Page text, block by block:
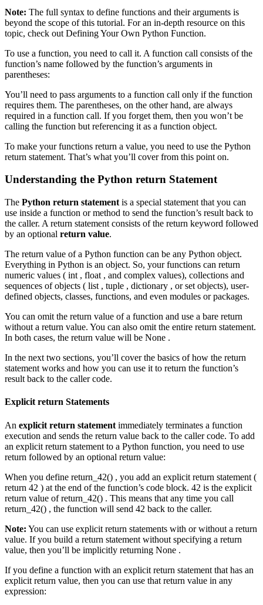
Note: The full syntax to define functions and their arguments is
beyond the scope of this tutorial. For an in-depth resource on this
topic, check out Defining Your Own Python Function.
To use a function, you need to call it. A function call consists of the
function’s name followed by the function’s arguments in
parentheses:
You’ll need to pass arguments to a function call only if the function
requires them. The parentheses, on the other hand, are always
required in a function call. If you forget them, then you won’t be
calling the function but referencing it as a function object.
To make your functions return a value, you need to use the Python
return statement. That’s what you’ll cover from this point on.
Understanding the Python return Statement
The Python return statement is a special statement that you can
use inside a function or method to send the function’s result back to
the caller. A return statement consists of the return keyword followed
by an optional return value.
The return value of a Python function can be any Python object.
Everything in Python is an object. So, your functions can return
numeric values ( int , float , and complex values), collections and
sequences of objects ( list , tuple , dictionary , or set objects), user-
defined objects, classes, functions, and even modules or packages.
You can omit the return value of a function and use a bare return
without a return value. You can also omit the entire return statement.
In both cases, the return value will be None .
In the next two sections, you’ll cover the basics of how the return
statement works and how you can use it to return the function’s
result back to the caller code.
Explicit return Statements
An explicit return statement immediately terminates a function
execution and sends the return value back to the caller code. To add
an explicit return statement to a Python function, you need to use
return followed by an optional return value:
When you define return_42() , you add an explicit return statement (
return 42 ) at the end of the function’s code block. 42 is the explicit
return value of return_42() . This means that any time you call
return_42() , the function will send 42 back to the caller.
Note: You can use explicit return statements with or without a return
value. If you build a return statement without specifying a return
value, then you’ll be implicitly returning None .
If you define a function with an explicit return statement that has an
explicit return value, then you can use that return value in any
expression: